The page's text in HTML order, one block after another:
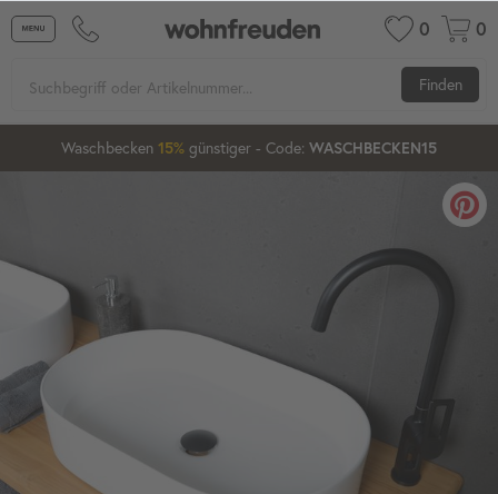
0 0
Finden
Waschbecken 15% günstiger - Code: WASCHBECKEN15
20%